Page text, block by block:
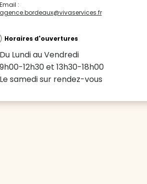
Email :
agence.bordeaux@vivaservices.fr
Horaires d'ouvertures
Du Lundi au Vendredi
9h00-12h30 et 13h30-18h00
Le samedi sur rendez-vous